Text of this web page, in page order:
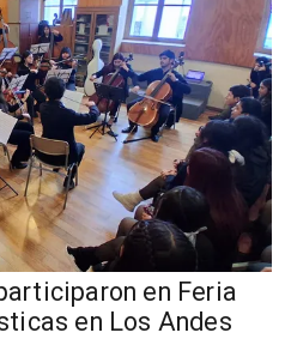
en Feria
en Los Andes